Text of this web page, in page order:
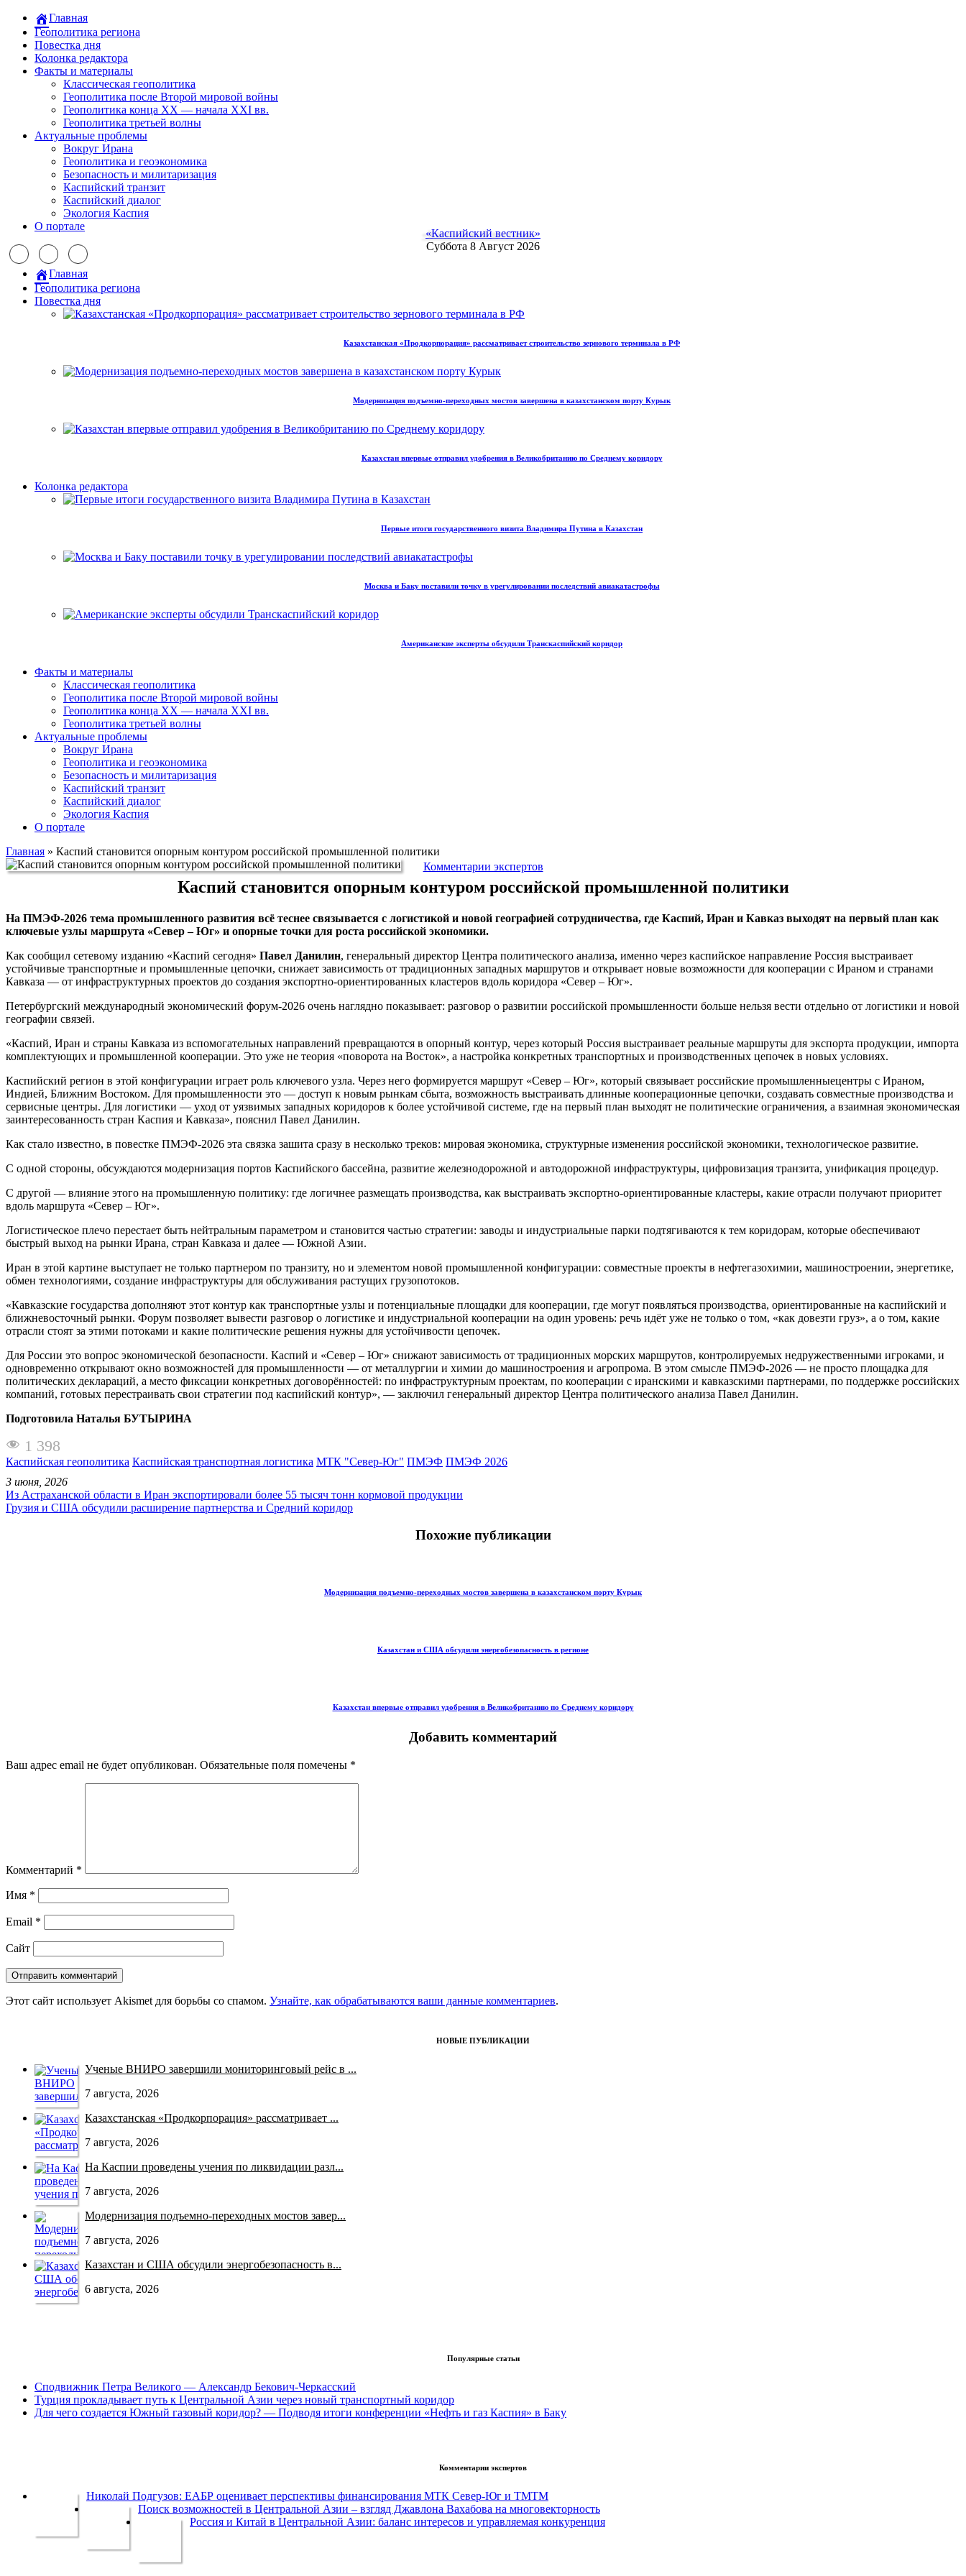
Главная
Геополитика региона
Повестка дня
Колонка редактора
Факты и материалы
Классическая геополитика
Геополитика после Второй мировой войны
Геополитика конца XX — начала XXI вв.
Геополитика третьей волны
Актуальные проблемы
Вокруг Ирана
Геополитика и геоэкономика
Безопасность и милитаризация
Каспийский транзит
Каспийский диалог
Экология Каспия
О портале
«Каспийский вестник»
Суббота 8 Август 2026
Главная
Геополитика региона
Повестка дня
Казахстанская «Продкорпорация» рассматривает строительство зернового терминала в РФ
Модернизация подъемно-переходных мостов завершена в казахстанском порту Курык
Казахстан впервые отправил удобрения в Великобританию по Среднему коридору
Колонка редактора
Первые итоги государственного визита Владимира Путина в Казахстан
Москва и Баку поставили точку в урегулировании последствий авиакатастрофы
Американские эксперты обсудили Транскаспийский коридор
Факты и материалы
Классическая геополитика
Геополитика после Второй мировой войны
Геополитика конца XX — начала XXI вв.
Геополитика третьей волны
Актуальные проблемы
Вокруг Ирана
Геополитика и геоэкономика
Безопасность и милитаризация
Каспийский транзит
Каспийский диалог
Экология Каспия
О портале
Главная » Каспий становится опорным контуром российской промышленной политики
Комментарии экспертов
Каспий становится опорным контуром российской промышленной политики
На ПМЭФ‑2026 тема промышленного развития всё теснее связывается с логистикой и новой географией сотрудничества, где Каспий, Иран и Кавказ выходят на первый план как
ключевые узлы маршрута «Север – Юг» и опорные точки для роста российской экономики.
Как сообщил сетевому изданию «Каспий сегодня» Павел Данилин, генеральный директор Центра политического анализа, именно через каспийское направление Россия выстраивает
устойчивые транспортные и промышленные цепочки, снижает зависимость от традиционных западных маршрутов и открывает новые возможности для кооперации с Ираном и странами
Кавказа — от инфраструктурных проектов до создания экспортно‑ориентированных кластеров вдоль коридора «Север – Юг».
Петербургский международный экономический форум‑2026 очень наглядно показывает: разговор о развитии российской промышленности больше нельзя вести отдельно от логистики и новой
географии связей.
«Каспий, Иран и страны Кавказа из вспомогательных направлений превращаются в опорный контур, через который Россия выстраивает реальные маршруты для экспорта продукции, импорта
комплектующих и промышленной кооперации. Это уже не теория «поворота на Восток», а настройка конкретных транспортных и производственных цепочек в новых условиях.
Каспийский регион в этой конфигурации играет роль ключевого узла. Через него формируется маршрут «Север – Юг», который связывает российские промышленныецентры с Ираном,
Индией, Ближним Востоком. Для промышленности это — доступ к новым рынкам сбыта, возможность выстраивать длинные кооперационные цепочки, создавать совместные производства и
сервисные центры. Для логистики — уход от уязвимых западных коридоров к более устойчивой системе, где на первый план выходят не политические ограничения, а взаимная экономическая
заинтересованность стран Каспия и Кавказа», пояснил Павел Данилин.
Как стало известно, в повестке ПМЭФ‑2026 эта связка зашита сразу в несколько треков: мировая экономика, структурные изменения российской экономики, технологическое развитие.
С одной стороны, обсуждаются модернизация портов Каспийского бассейна, развитие железнодорожной и автодорожной инфраструктуры, цифровизация транзита, унификация процедур.
С другой — влияние этого на промышленную политику: где логичнее размещать производства, как выстраивать экспортно‑ориентированные кластеры, какие отрасли получают приоритет
вдоль маршрута «Север – Юг».
Логистическое плечо перестает быть нейтральным параметром и становится частью стратегии: заводы и индустриальные парки подтягиваются к тем коридорам, которые обеспечивают
быстрый выход на рынки Ирана, стран Кавказа и далее — Южной Азии.
Иран в этой картине выступает не только партнером по транзиту, но и элементом новой промышленной конфигурации: совместные проекты в нефтегазохимии, машиностроении, энергетике,
обмен технологиями, создание инфраструктуры для обслуживания растущих грузопотоков.
«Кавказские государства дополняют этот контур как транспортные узлы и потенциальные площадки для кооперации, где могут появляться производства, ориентированные на каспийский и
ближневосточный рынки. Форум позволяет вывести разговор о логистике и индустриальной кооперации на один уровень: речь идёт уже не только о том, «как довезти груз», а о том, какие
отрасли стоят за этими потоками и какие политические решения нужны для устойчивости цепочек.
Для России это вопрос экономической безопасности. Каспий и «Север – Юг» снижают зависимость от традиционных морских маршрутов, контролируемых недружественными игроками, и
одновременно открывают окно возможностей для промышленности — от металлургии и химии до машиностроения и агропрома. В этом смысле ПМЭФ‑2026 — не просто площадка для
политических деклараций, а место фиксации конкретных договорённостей: по инфраструктурным проектам, по кооперации с иранскими и кавказскими партнерами, по поддержке российских
компаний, готовых перестраивать свои стратегии под каспийский контур», — заключил генеральный директор Центра политического анализа Павел Данилин.
Подготовила Наталья БУТЫРИНА
1 398
Каспийская геополитика Каспийская транспортная логистика МТК "Север-Юг" ПМЭФ ПМЭФ 2026
3 июня, 2026
Из Астраханской области в Иран экспортировали более 55 тысяч тонн кормовой продукции
Грузия и США обсудили расширение партнерства и Средний коридор
Похожие публикации
Модернизация подъемно-переходных мостов завершена в казахстанском порту Курык
Казахстан и США обсудили энергобезопасность в регионе
Казахстан впервые отправил удобрения в Великобританию по Среднему коридору
Добавить комментарий
Ваш адрес email не будет опубликован. Обязательные поля помечены *
Комментарий *
Имя *
Email *
Сайт
Этот сайт использует Akismet для борьбы со спамом. Узнайте, как обрабатываются ваши данные комментариев.
НОВЫЕ ПУБЛИКАЦИИ
Ученые ВНИРО завершили мониторинговый рейс в ...
7 августа, 2026
Казахстанская «Продкорпорация» рассматривает ...
7 августа, 2026
На Каспии проведены учения по ликвидации разл...
7 августа, 2026
Модернизация подъемно-переходных мостов завер...
7 августа, 2026
Казахстан и США обсудили энергобезопасность в...
6 августа, 2026
Популярные статьи
Сподвижник Петра Великого — Александр Бекович-Черкасский
Турция прокладывает путь к Центральной Азии через новый транспортный коридор
Для чего создается Южный газовый коридор? — Подводя итоги конференции «Нефть и газ Каспия» в Баку
Комментарии экспертов
Николай Подгузов: ЕАБР оценивает перспективы финансирования МТК Север-Юг и ТМТМ
Поиск возможностей в Центральной Азии – взгляд Джавлона Вахабова на многовекторность
Россия и Китай в Центральной Азии: баланс интересов и управляемая конкуренция